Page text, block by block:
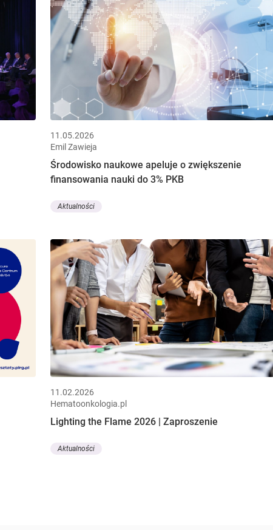
11.05.2026
Emil Zawieja
Środowisko naukowe apeluje o zwiększenie
finansowania nauki do 3% PKB
Aktualności
11.02.2026
Hematoonkologia.pl
Lighting the Flame 2026 | Zaproszenie
Aktualności